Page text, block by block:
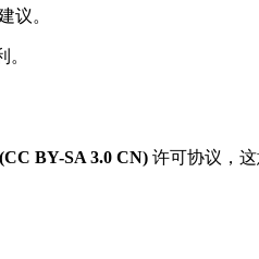
议。
BY-SA 3.0 CN) 许可协议，